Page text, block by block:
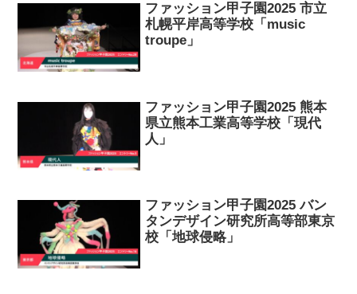
ファッション甲子園2025 市立
札幌平岸高等学校「music
troupe」
ファッション甲子園2025 熊本
県立熊本工業高等学校「現代
人」
ファッション甲子園2025 バン
タンデザイン研究所高等部東京
校「地球侵略」